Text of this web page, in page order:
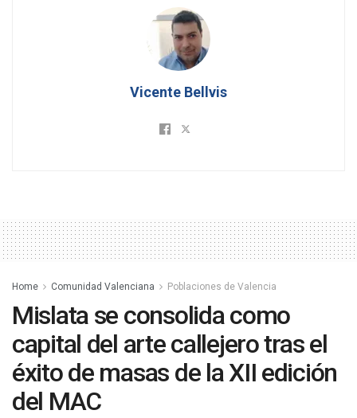
Vicente Bellvis
Home Comunidad Valenciana Poblaciones de Valencia
Mislata se consolida como
capital del arte callejero tras el
éxito de masas de la XII edición
del MAC